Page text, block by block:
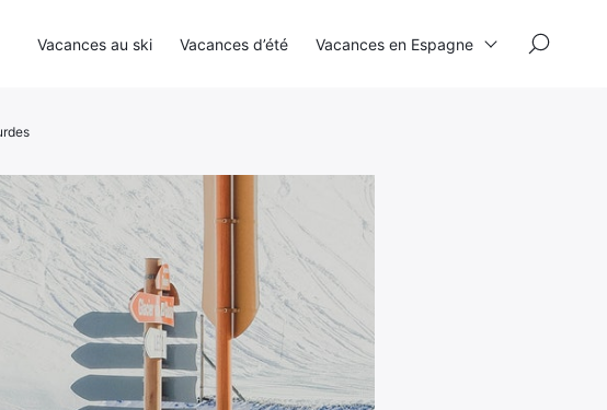
Vacances au ski Vacances d’été Vacances en Espagne
×